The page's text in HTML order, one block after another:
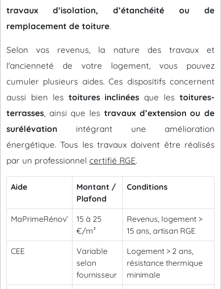
travaux d’isolation, d’étanchéité ou de
remplacement de toiture.
Selon vos revenus, la nature des travaux et
l'ancienneté de votre logement, vous pouvez
cumuler plusieurs aides. Ces dispositifs concernent
aussi bien les toitures inclinées que lestoitures-
terrasses , ainsi que les travaux d’extension ou de
surélévation intégrant une amélioration
énergétique. Tous les travaux doivent être réalisés
par un professionnel certifié RGE.
Aide
Montant /
Plafond
Conditions
MaPrimeRénov’
15 à 25
€/m²
Revenus, logement >
15 ans, artisan RGE
CEE
Variable
selon
fournisseur
Logement > 2 ans,
résistance thermique
minimale